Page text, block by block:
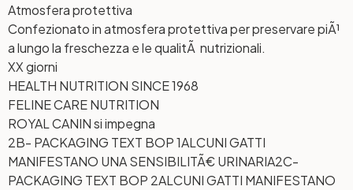
Atmosfera protettiva
Confezionato in atmosfera protettiva per preservare piÃ¹
a lungo la freschezza e le qualitÃ nutrizionali.
XX giorni
HEALTH NUTRITION SINCE 1968
FELINE CARE NUTRITION
ROYAL CANIN si impegna
2B- PACKAGING TEXT BOP 1ALCUNI GATTI
MANIFESTANO UNA SENSIBILITÃ€ URINARIA2C-
PACKAGING TEXT BOP 2ALCUNI GATTI MANIFESTANO